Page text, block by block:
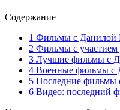
Содержание
1 Фильмы с Данилой
2 Фильмы с участием
3 Лучшие фильмы с
4 Военные фильмы с
5 Последние фильмы
6 Видео: последний